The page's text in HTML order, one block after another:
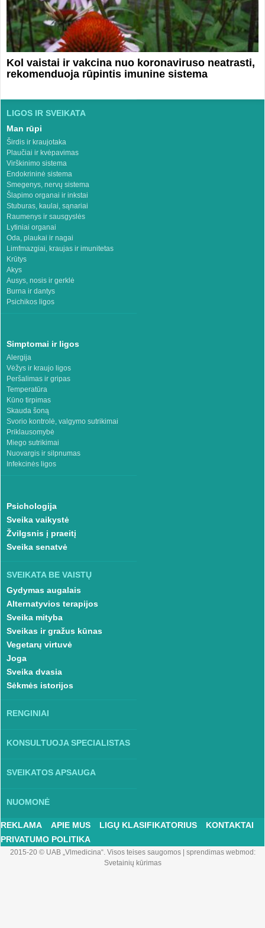
Kol vaistai ir vakcina nuo koronaviruso neatrasti,
rekomenduoja rūpintis imunine sistema
LIGOS IR SVEIKATA
Man rūpi
Širdis ir kraujotaka
Plaučiai ir kvėpavimas
Virškinimo sistema
Endokrininė sistema
Smegenys, nervų sistema
Šlapimo organai ir inkstai
Stuburas, kaulai, sąnariai
Raumenys ir sausgyslės
Lytiniai organai
Oda, plaukai ir nagai
Limfmazgiai, kraujas ir imunitetas
Krūtys
Akys
Ausys, nosis ir gerklė
Burna ir dantys
Psichikos ligos
Simptomai ir ligos
Alergija
Vėžys ir kraujo ligos
Peršalimas ir gripas
Temperatūra
Kūno tirpimas
Skauda šoną
Svorio kontrolė, valgymo sutrikimai
Priklausomybė
Miego sutrikimai
Nuovargis ir silpnumas
Infekcinės ligos
Psichologija
Sveika vaikystė
Žvilgsnis į praeitį
Sveika senatvė
SVEIKATA BE VAISTŲ
Gydymas augalais
Alternatyvios terapijos
Sveika mityba
Sveikas ir gražus kūnas
Vegetarų virtuvė
Joga
Sveika dvasia
Sėkmės istorijos
RENGINIAI
KONSULTUOJA SPECIALISTAS
SVEIKATOS APSAUGA
NUOMONĖ
REKLAMA APIE MUS LIGŲ KLASIFIKATORIUS
KONTAKTAI
PRIVATUMO POLITIKA
2015-20 © UAB „Vlmedicina“. Visos teises saugomos| sprendimas webmod:
Svetainių kūrimas